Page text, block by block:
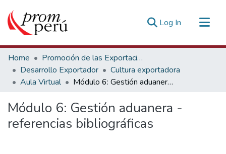
Log In (current)
Communities & Collections
All of DSpace
Statistics
Estadísticas Externas
Home
Promoción de las Exportaciones
Desarrollo Exportador
Cultura exportadora
Aula Virtual
Módulo 6: Gestión aduanera - referencias bibliográficas
Módulo 6: Gestión aduanera -
referencias bibliográficas